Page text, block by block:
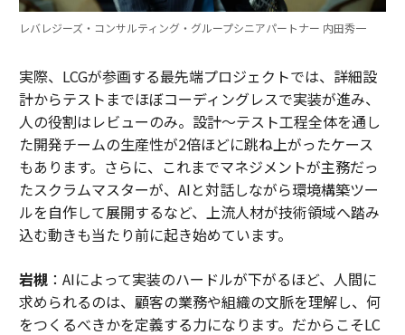
レバレジーズ・コンサルティング・グループシニアパートナー 内田秀一
実際、LCGが参画する最先端プロジェクトでは、詳細設
計からテストまでほぼコーディングレスで実装が進み、
人の役割はレビューのみ。設計～テスト工程全体を通し
た開発チームの生産性が2倍ほどに跳ね上がったケース
もあります。さらに、これまでマネジメントが主務だっ
たスクラムマスターが、AIと対話しながら環境構築ツー
ルを自作して展開するなど、上流人材が技術領域へ踏み
込む動きも当たり前に起き始めています。
岩槻：AIによって実装のハードルが下がるほど、人間に
求められるのは、顧客の業務や組織の文脈を理解し、何
をつくるべきかを定義する力になります。だからこそLC